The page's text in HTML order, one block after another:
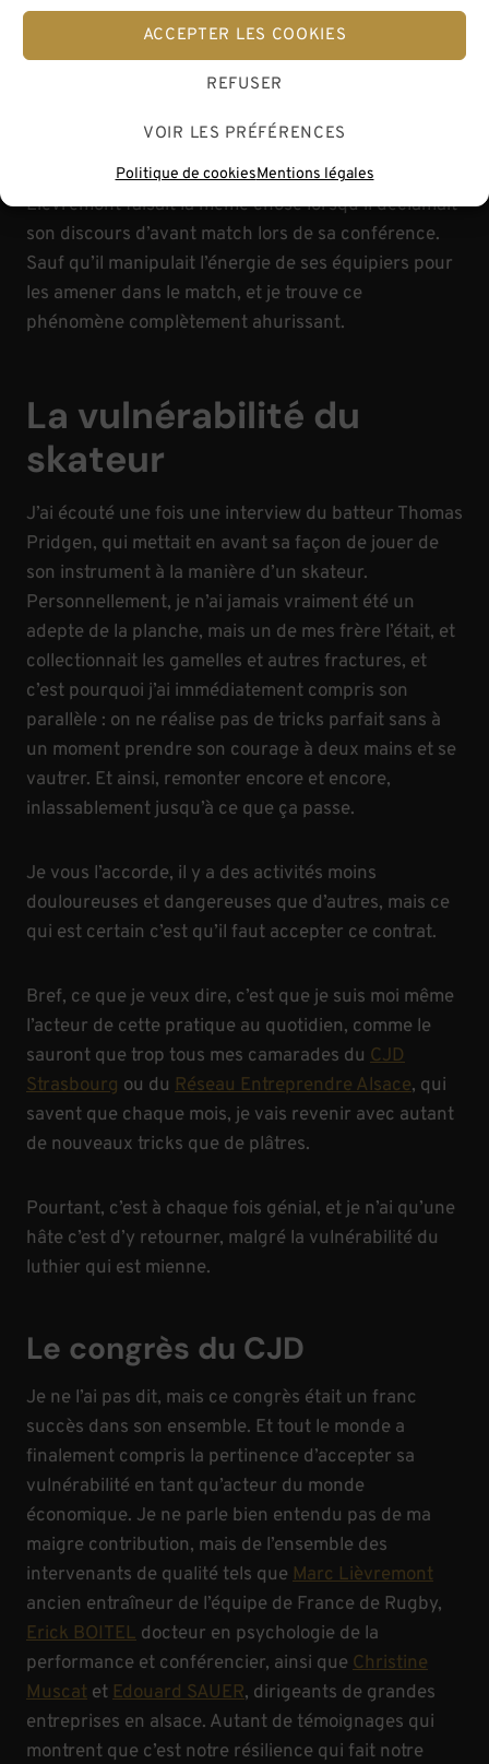
ACCEPTER LES COOKIES
REFUSER
VOIR LES PRÉFÉRENCES
Politique de cookiesMentions légales
que je m’impose avant de me lancer et lâcher prise.
le vent de face nous pousse à présent dans le dos, et
D’ailleurs, j’ai vraiment ressenti que Marc
Lièvremont faisait la même chose lorsqu’il déclamait
son discours d’avant match lors de sa conférence.
Sauf qu’il manipulait l’énergie de ses équipiers pour
les amener dans le match, et je trouve ce
phénomène complètement ahurissant.
La vulnérabilité du
skateur
J’ai écouté une fois une interview du batteur Thomas
Pridgen, qui mettait en avant sa façon de jouer de
son instrument à la manière d’un skateur.
Personnellement, je n’ai jamais vraiment été un
adepte de la planche, mais un de mes frère l’était, et
collectionnait les gamelles et autres fractures, et
c’est pourquoi j’ai immédiatement compris son
parallèle : on ne réalise pas de tricks parfait sans à
un moment prendre son courage à deux mains et se
vautrer. Et ainsi, remonter encore et encore,
inlassablement jusqu’à ce que ça passe.
Je vous l’accorde, il y a des activités moins
douloureuses et dangereuses que d’autres, mais ce
qui est certain c’est qu’il faut accepter ce contrat.
Bref, ce que je veux dire, c’est que je suis moi même
l’acteur de cette pratique au quotidien, comme le
sauront que trop tous mes camarades du CJD
Strasbourg ou du Réseau Entreprendre Alsace, qui
savent que chaque mois, je vais revenir avec autant
de nouveaux tricks que de plâtres.
Pourtant, c’est à chaque fois génial, et je n’ai qu’une
hâte c’est d’y retourner, malgré la vulnérabilité du
luthier qui est mienne.
Le congrès du CJD
Je ne l’ai pas dit, mais ce congrès était un franc
succès dans son ensemble. Et tout le monde a
finalement compris la pertinence d’accepter sa
vulnérabilité en tant qu’acteur du monde
économique. Je ne parle bien entendu pas de ma
maigre contribution, mais de l’ensemble des
intervenants de qualité tels que Marc Lièvremont
ancien entraîneur de l’équipe de France de Rugby,
Erick BOITEL docteur en psychologie de la
performance et conférencier, ainsi que Christine
Muscat etEdouard SAUER, dirigeants de grandes
entreprises en alsace. Autant de témoignages qui
montrent que c’est notre résilience qui fait notre